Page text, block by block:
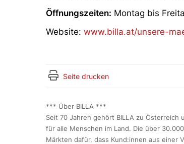
Öffnungszeiten: Montag bis
Website: www.billa.at/unsere-
Seite drucken
*** Über BILLA ***
Seit 70 Jahren gehört BILLA zu
für alle Menschen im Land. Die über
Märkten dafür, dass Kund:innen aus einer